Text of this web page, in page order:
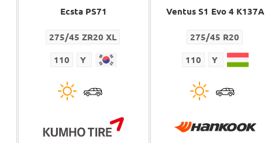
Ecsta PS71
275/45 ZR20 XL
110 Y
Ventus S1 Evo 4 K137A
275/45 R20
110 Y